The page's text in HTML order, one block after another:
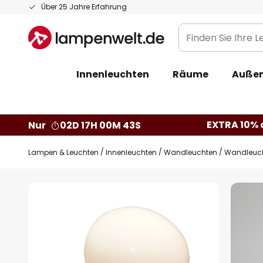
Über 25 Jahre Erfahrung
Zum
springen
Finden
Sie
Leuchte...
Innenleuchten Räume
Nur
02D 17H 00M 42S EXTRA
Lampen & Leuchten Innenleuchten Wandleuchten